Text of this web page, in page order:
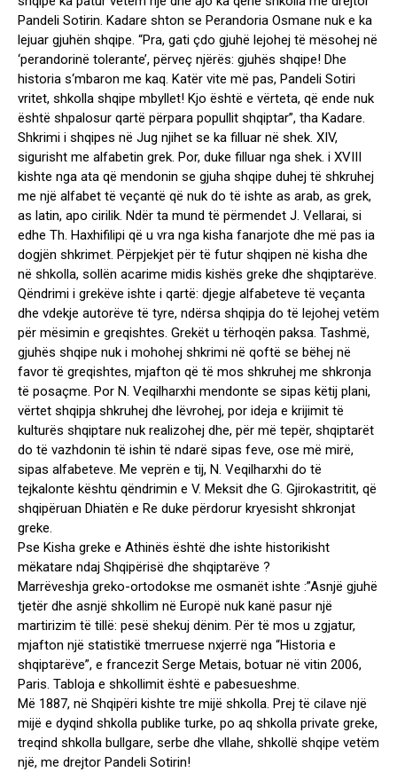
Pandeli Sotirin. Kadare shton se Perandoria Osmane nuk e ka
lejuar gjuhën shqipe. “Pra, gati çdo gjuhë lejohej të mësohej në
‘perandorinë tolerante’, përveç njërës: gjuhës shqipe! Dhe
historia s‘mbaron me kaq. Katër vite më pas, Pandeli Sotiri
vritet, shkolla shqipe mbyllet! Kjo është e vërteta, që ende nuk
është shpalosur qartë përpara popullit shqiptar”, tha Kadare.
Shkrimi i shqipes në Jug njihet se ka filluar në shek. XIV,
sigurisht me alfabetin grek. Por, duke filluar nga shek. i XVIII
kishte nga ata që mendonin se gjuha shqipe duhej të shkruhej
me një alfabet të veçantë që nuk do të ishte as arab, as grek,
as latin, apo cirilik. Ndër ta mund të përmendet J. Vellarai, si
edhe Th. Haxhifilipi që u vra nga kisha fanarjote dhe më pas ia
dogjën shkrimet. Përpjekjet për të futur shqipen në kisha dhe
në shkolla, sollën acarime midis kishës greke dhe shqiptarëve.
Qëndrimi i grekëve ishte i qartë: djegje alfabeteve të veçanta
dhe vdekje autorëve të tyre, ndërsa shqipja do të lejohej vetëm
për mësimin e greqishtes. Grekët u tërhoqën paksa. Tashmë,
gjuhës shqipe nuk i mohohej shkrimi në qoftë se bëhej në
favor të greqishtes, mjafton që të mos shkruhej me shkronja
të posaçme. Por N. Veqilharxhi mendonte se sipas këtij plani,
vërtet shqipja shkruhej dhe lëvrohej, por ideja e krijimit të
kulturës shqiptare nuk realizohej dhe, për më tepër, shqiptarët
do të vazhdonin të ishin të ndarë sipas feve, ose më mirë,
sipas alfabeteve. Me veprën e tij, N. Veqilharxhi do të
tejkalonte kështu qëndrimin e V. Meksit dhe G. Gjirokastritit, që
shqipëruan Dhiatën e Re duke përdorur kryesisht shkronjat
greke.
Pse Kisha greke e Athinës është dhe ishte historikisht
mëkatare ndaj Shqipërisë dhe shqiptarëve ?
Marrëveshja greko-ortodokse me osmanët ishte :”Asnjë gjuhë
tjetër dhe asnjë shkollim në Europë nuk kanë pasur një
martirizim të tillë: pesë shekuj dënim. Për të mos u zgjatur,
mjafton një statistikë tmerruese nxjerrë nga “Historia e
shqiptarëve”, e francezit Serge Metais, botuar në vitin 2006,
Paris. Tabloja e shkollimit është e pabesueshme.
Më 1887, në Shqipëri kishte tre mijë shkolla. Prej të cilave një
mijë e dyqind shkolla publike turke, po aq shkolla private greke,
treqind shkolla bullgare, serbe dhe vllahe, shkollë shqipe vetëm
një, me drejtor Pandeli Sotirin!